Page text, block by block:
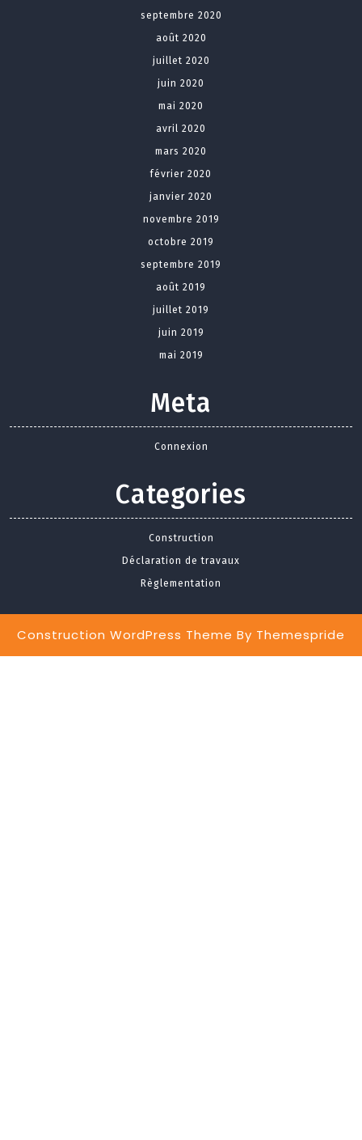
septembre 2020
août 2020
juillet 2020
juin 2020
mai 2020
avril 2020
mars 2020
février 2020
janvier 2020
novembre 2019
octobre 2019
septembre 2019
août 2019
juillet 2019
juin 2019
mai 2019
Meta
Connexion
Categories
Construction
Déclaration de travaux
Règlementation
Construction WordPress Theme By Themespride